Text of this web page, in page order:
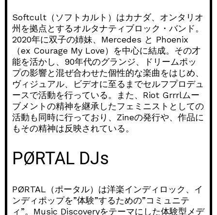
Softcult（ソフトカルト）はカナダ、オンタリオ
州を拠点とするオルタナティブロック・バンド。
2020年に双子の姉妹、Mercedes と Phoenix
（ex Courage My Love）を中心に結成。その才
能を活かし、90年代のグランジ、ドリームポッ
プの影響と混ぜ合わせた個性的な楽曲をはじめ、
ヴィジュアル、ビデオに至るまでセルフプロデュ
ースで活動を行っている。また、Riot Grrrlムー
ブメントの精神を継承したフェミニストとしての
活動も同時に行っており、Zineの発行や、作品に
もその精神は反映されている。
PØRTAL DJs
PØRTAL（ポータル）は洋楽インディロック、イ
ンディポップを”体験”するための”コミュニテ
ィ”。Music Discoveryをテーマにした体験型メデ